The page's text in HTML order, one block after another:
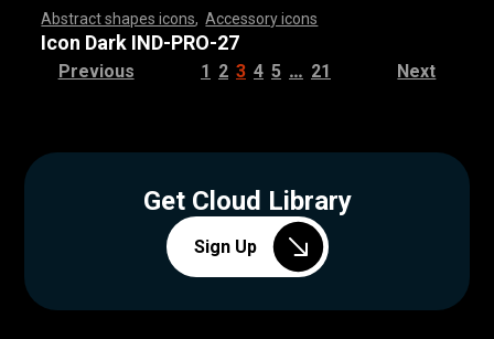
Abstract shapes icons ,Accessory icons
,,,,,,,,,,,,,,,,,,,,,,,, ,,,,,,,,,,,,,,,,,,
,,,,,,,,,,,,,,,,,,,,,,,, ,,,,,,,,,,,,,,,,,,
,,,,,,,,,,,,,,,,,,,,,,,, ,,,,,,,,,,,,,,,,,,
,,,,,,,,,,,,,,,,,,,,,,,, ,,,,,,,,,,,,,,,,,,
Icon Dark IND-PRO-27
Previous 1 2 3 4 5 … 21 Next
Get Cloud Library
Sign Up